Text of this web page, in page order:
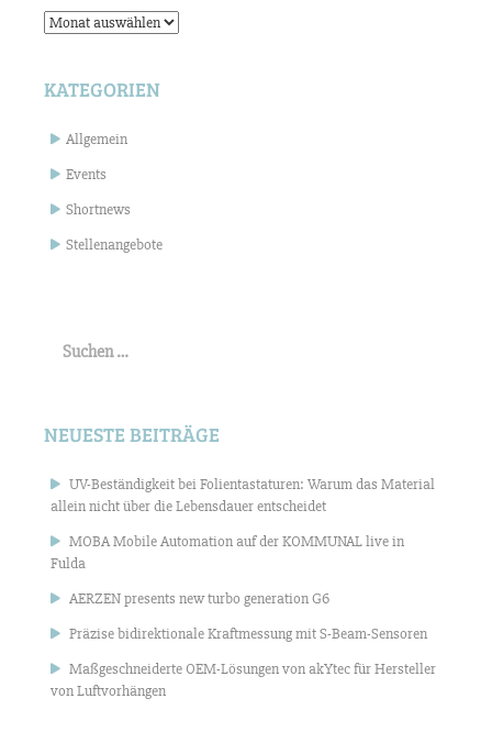
Archiv
KATEGORIEN
Allgemein
Events
Shortnews
Stellenangebote
nach:
NEUESTE BEITRÄGE
UV-Beständigkeit bei Folientastaturen: Warum das Material
allein nicht über die Lebensdauer entscheidet
MOBA Mobile Automation auf der KOMMUNAL live in
Fulda
AERZEN presents new turbo generation G6
Präzise bidirektionale Kraftmessung mit S-Beam-Sensoren
Maßgeschneiderte OEM-Lösungen von akYtec für Hersteller
von Luftvorhängen